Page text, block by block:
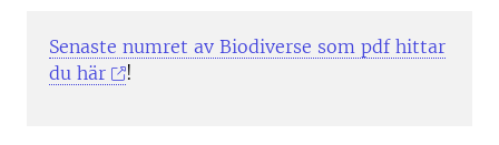
Senaste numret av Biodiverse som pdf hittar
du här
!